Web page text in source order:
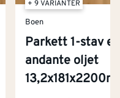
+ 9 VARIANTER
Boen
Parkett 1-stav
andante oljet